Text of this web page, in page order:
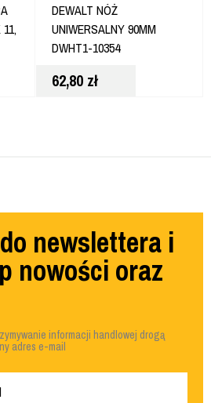
DEWALT NÓŻ
UNIWERSALNY 90MM
DWHT1-10354
62,80 zł
newslettera i
nowości oraz
informacji handlowej drogą
adres e-mail